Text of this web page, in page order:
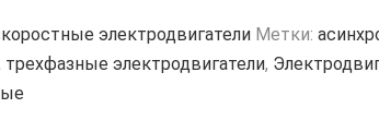
электродвигатели Метки:
трехфазные электродвигатели,